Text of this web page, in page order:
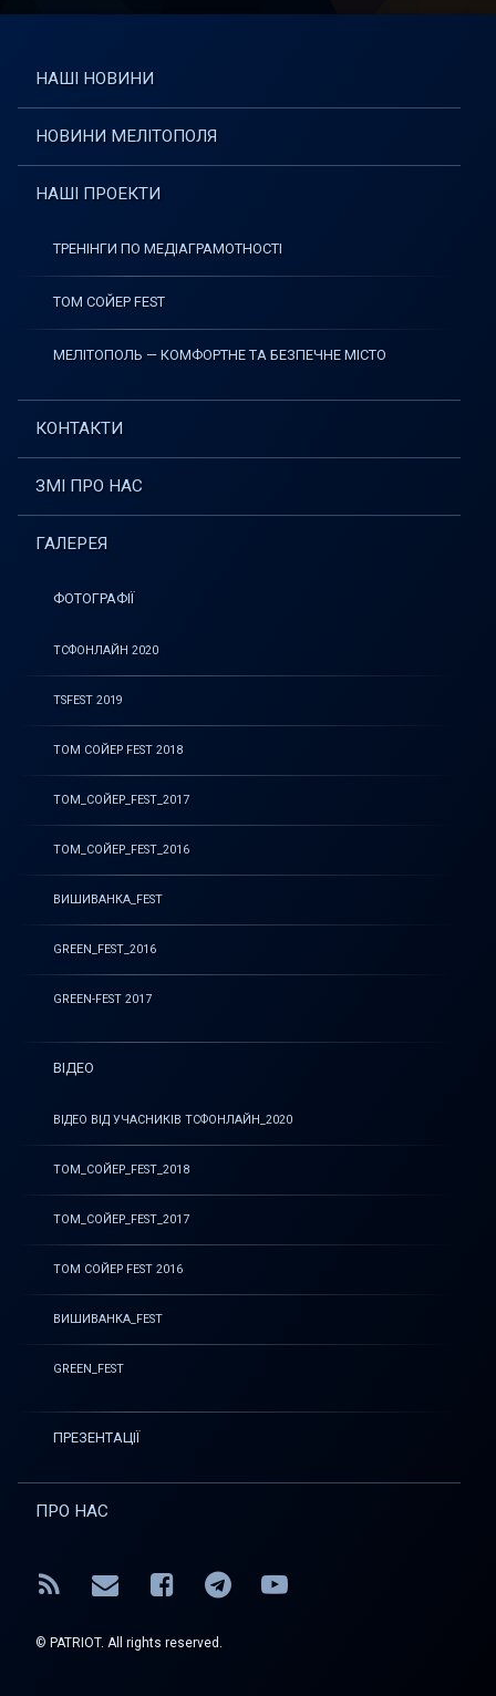
НАШІ НОВИНИ
НОВИНИ МЕЛІТОПОЛЯ
НАШІ ПРОЕКТИ
ТРЕНІНГИ ПО МЕДІАГРАМОТНОСТІ
ТОМ СОЙЕР FEST
МЕЛІТОПОЛЬ — КОМФОРТНЕ ТА БЕЗПЕЧНЕ МІСТО
КОНТАКТИ
ЗМІ ПРО НАС
ГАЛЕРЕЯ
ФОТОГРАФІЇ
ТСФОНЛАЙН 2020
TSFEST 2019
ТОМ СОЙЕР FEST 2018
ТОМ_СОЙЕР_FEST_2017
ТОМ_СОЙЕР_FEST_2016
ВИШИВАНКА_FEST
GREEN_FEST_2016
GREEN-FEST 2017
ВІДЕО
ВІДЕО ВІД УЧАСНИКІВ ТСФОНЛАЙН_2020
ТОМ_СОЙЕР_FEST_2018
ТОМ_СОЙЕР_FEST_2017
ТОМ СОЙЕР FEST 2016
ВИШИВАНКА_FEST
GREEN_FEST
ПРЕЗЕНТАЦІЇ
ПРО НАС
RSS E-mailFacebook
TelegramYouTube
© PATRIOT. All rights reserved.